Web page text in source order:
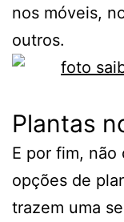
nos móveis,
outros.
Plantas
E por fim, não
opções de
trazem uma